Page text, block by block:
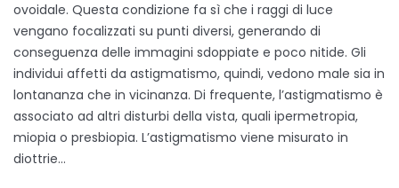
ovoidale. Questa condizione fa sì che i raggi di luce
vengano focalizzati su punti diversi, generando di
conseguenza delle immagini sdoppiate e poco nitide. Gli
individui affetti da astigmatismo, quindi, vedono male sia in
lontananza che in vicinanza. Di frequente, l’astigmatismo è
associato ad altri disturbi della vista, quali ipermetropia,
miopia o presbiopia. L’astigmatismo viene misurato in
diottrie…